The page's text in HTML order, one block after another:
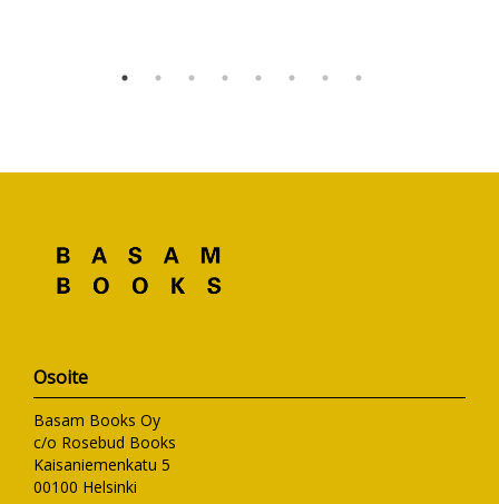
Osoite
Basam Books Oy
c/o Rosebud Books
Kaisaniemenkatu 5
00100 Helsinki